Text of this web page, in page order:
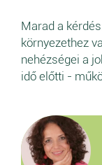
Marad a
környezethez
nehézségei a
idő előtti -